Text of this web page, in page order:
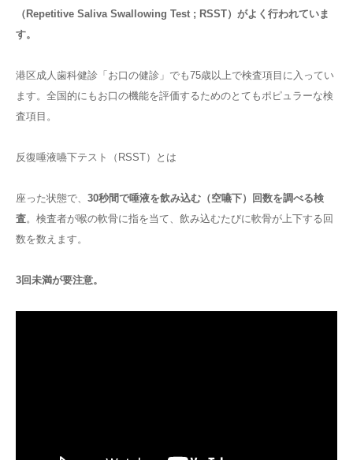
（Repetitive Saliva Swallowing Test ; RSST）がよく行われていま
す。
港区成人歯科健診「お口の健診」でも75歳以上で検査項目に入ってい
ます。全国的にもお口の機能を評価するためのとてもポピュラーな検
査項目。
反復唾液嚥下テスト（RSST）とは
座った状態で、 30秒間で唾液を飲み込む（空嚥下）回数を調べる検
査。検査者が喉の軟骨に指を当て、飲み込むたびに軟骨が上下する回
数を数えます。
3回未満が要注意。